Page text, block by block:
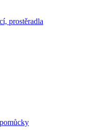
prostěradla